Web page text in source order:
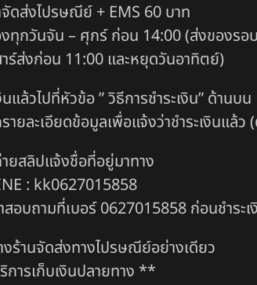
ดส่งไปรษณีย์ + EMS 60 บาท
ทุกวันจัน – ศุกร์ ก่อน 14:00 (ส่งของรอ
าร์ส่งก่อน 11:00 และหยุดวันอาทิตย์)
นแล้วไปที่หัวข้อ ” วิธีการชำระเงิน” ด้านบน
ายละเอียดข้อมูลเพื่อแจ้งว่าชำระเงินแล้
ยสลิปแจ้งชื่อที่อยู่มาทาง
: kk0627015858
อบถามที่เบอร์ 0627015858 ก่อนชำระ
ร้านจัดส่งทางไปรษณีย์อย่างเดียว
การเก็บเงินปลายทาง **